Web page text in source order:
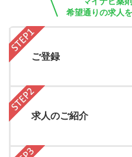
希望通りの求人
ご登録
求人のご紹介